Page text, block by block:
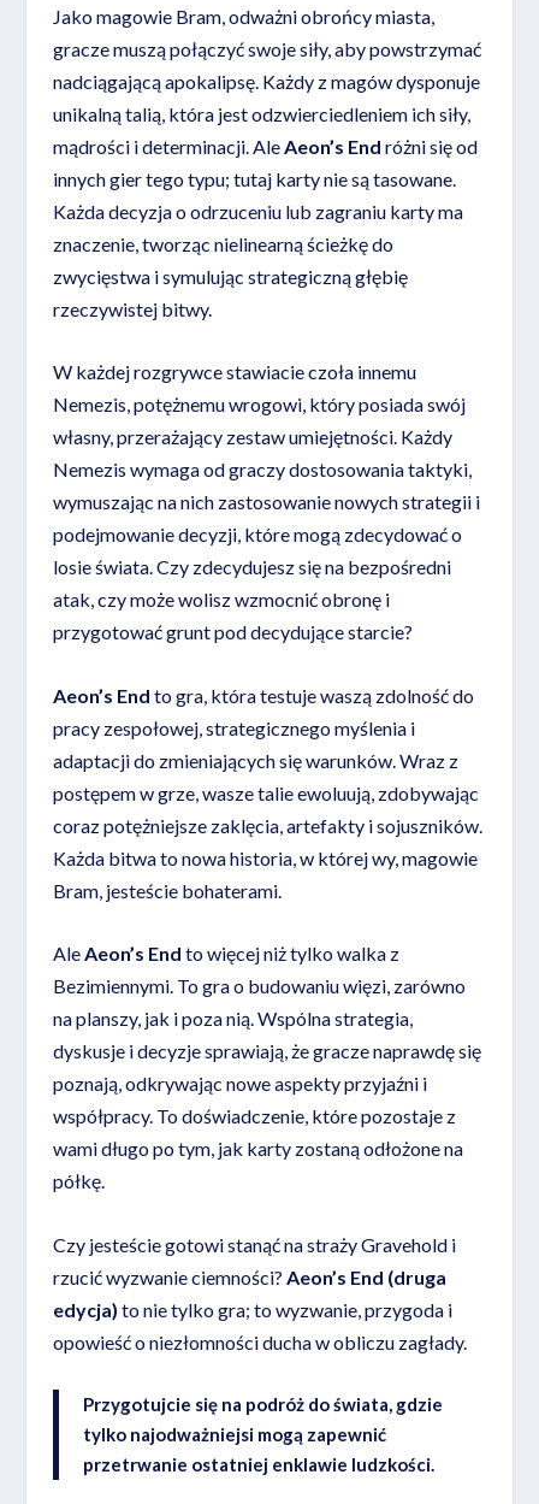
Jako magowie Bram, odważni obrońcy miasta,
gracze muszą połączyć swoje siły, aby powstrzymać
nadciągającą apokalipsę. Każdy z magów dysponuje
unikalną talią, która jest odzwierciedleniem ich siły,
mądrości i determinacji. Ale Aeon’s End różni się od
innych gier tego typu; tutaj karty nie są tasowane.
Każda decyzja o odrzuceniu lub zagraniu karty ma
znaczenie, tworząc nielinearną ścieżkę do
zwycięstwa i symulując strategiczną głębię
rzeczywistej bitwy.
W każdej rozgrywce stawiacie czoła innemu
Nemezis, potężnemu wrogowi, który posiada swój
własny, przerażający zestaw umiejętności. Każdy
Nemezis wymaga od graczy dostosowania taktyki,
wymuszając na nich zastosowanie nowych strategii i
podejmowanie decyzji, które mogą zdecydować o
losie świata. Czy zdecydujesz się na bezpośredni
atak, czy może wolisz wzmocnić obronę i
przygotować grunt pod decydujące starcie?
Aeon’s End to gra, która testuje waszą zdolność do
pracy zespołowej, strategicznego myślenia i
adaptacji do zmieniających się warunków. Wraz z
postępem w grze, wasze talie ewoluują, zdobywając
coraz potężniejsze zaklęcia, artefakty i sojuszników.
Każda bitwa to nowa historia, w której wy, magowie
Bram, jesteście bohaterami.
AleAeon’s End to więcej niż tylko walka z
Bezimiennymi. To gra o budowaniu więzi, zarówno
na planszy, jak i poza nią. Wspólna strategia,
dyskusje i decyzje sprawiają, że gracze naprawdę się
poznają, odkrywając nowe aspekty przyjaźni i
współpracy. To doświadczenie, które pozostaje z
wami długo po tym, jak karty zostaną odłożone na
półkę.
Czy jesteście gotowi stanąć na straży Gravehold i
rzucić wyzwanie ciemności? Aeon’s End (druga
edycja) to nie tylko gra; to wyzwanie, przygoda i
opowieść o niezłomności ducha w obliczu zagłady.
Przygotujcie się na podróż do świata, gdzie
tylko najodważniejsi mogą zapewnić
przetrwanie ostatniej enklawie ludzkości.